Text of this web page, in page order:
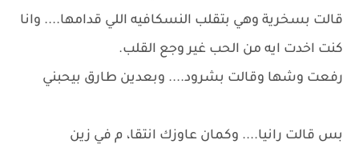
قالت بسخرية وهي بتقلب النسكافيه اللي قدامها.... وانا
كنت اخدت ايه من الحب غير وجع القلب.
رفعت وشها وقالت بشرود.... وبعدين طارق بيحبني
بس قالت رانيا.... وكمان عاوزك انتقا، م في زين